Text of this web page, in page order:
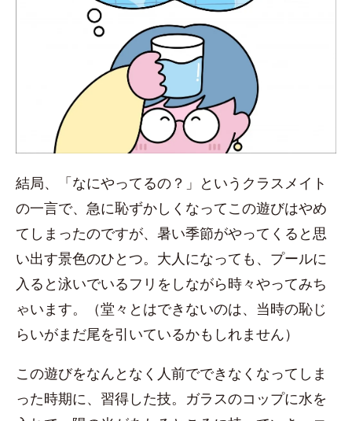
結局、「なにやってるの？」というクラスメイト
の一言で、急に恥ずかしくなってこの遊びはやめ
てしまったのですが、暑い季節がやってくると思
い出す景色のひとつ。大人になっても、プールに
入ると泳いでいるフリをしながら時々やってみち
ゃいます。（堂々とはできないのは、当時の恥じ
らいがまだ尾を引いているかもしれません）
この遊びをなんとなく人前でできなくなってしま
った時期に、習得した技。ガラスのコップに水を